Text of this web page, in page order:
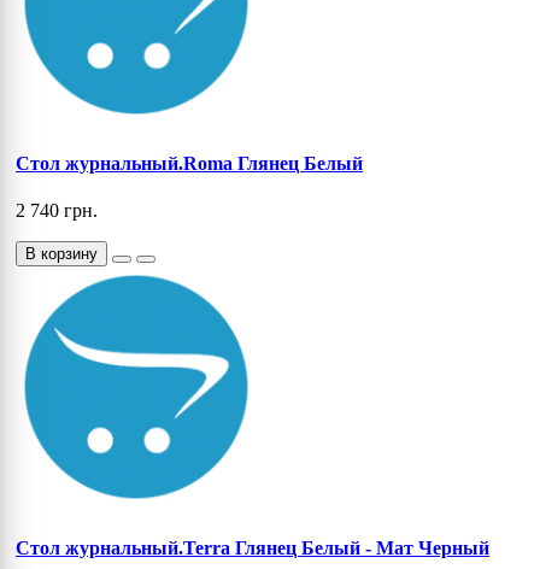
Стол журнальный.Roma Глянец Белый
2 740 грн.
В корзину
Стол журнальный.Terra Глянец Белый - Мат Черный